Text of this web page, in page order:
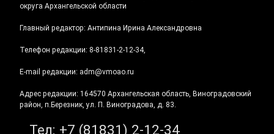
округа Архангельской области
Главный редактор: Антипина Ирина Александровна
Телефон редакции: 8-81831-2-12-34,
E-mail редакции: adm@vmoao.ru
Адрес редакции: 164570 Архангельская область, Виноградовский
район, п.Березник, ул. П. Виноградова, д. 83.
Тел: +7 (81831) 2-12-34